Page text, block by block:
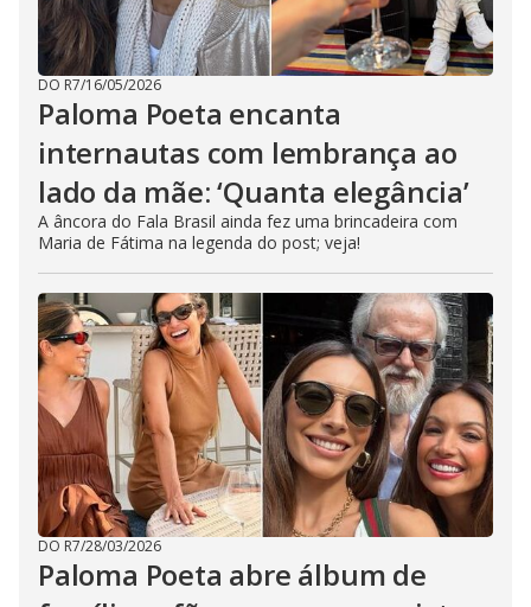
DO R7/16/05/2026
Paloma Poeta encanta
internautas com lembrança ao
lado da mãe: ‘Quanta elegância’
A âncora do Fala Brasil ainda fez uma brincadeira com
Maria de Fátima na legenda do post; veja!
DO R7/28/03/2026
Paloma Poeta abre álbum de